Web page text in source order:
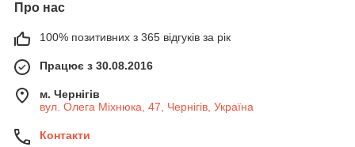
Про нас
100% позитивних з 365 відгуків за рік
Працює з 30.08.2016
м. Чернігів
вул. Олега Міхнюка, 47, Чернігів, Україна
Контакти